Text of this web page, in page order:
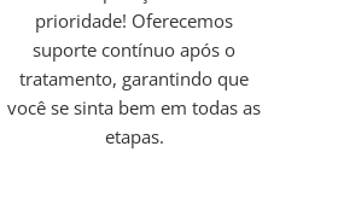
prioridade! Oferecemos
suporte contínuo após o
tratamento, garantindo que
você se sinta bem em todas as
etapas.